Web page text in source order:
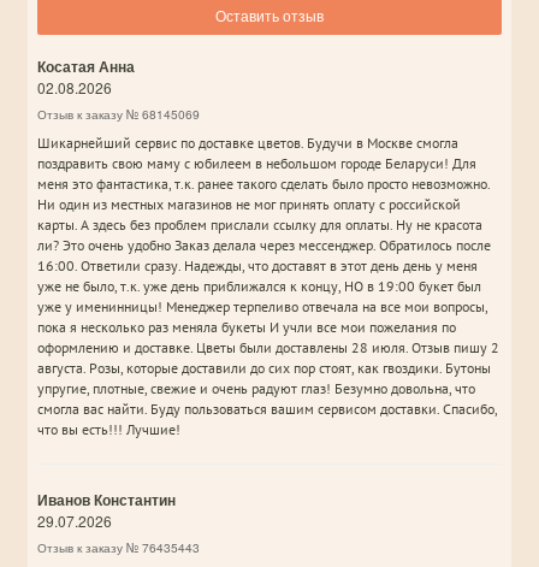
Оставить отзыв
Косатая Анна
02.08.2026
Отзыв к заказу № 68145069
Шикарнейший сервис по доставке цветов. Будучи в Москве смогла
поздравить свою маму с юбилеем в небольшом городе Беларуси! Для
меня это фантастика, т.к. ранее такого сделать было просто невозможно.
Ни один из местных магазинов не мог принять оплату с российской
карты. А здесь без проблем прислали ссылку для оплаты. Ну не красота
ли? Это очень удобно Заказ делала через мессенджер. Обратилось после
16:00. Ответили сразу. Надежды, что доставят в этот день день у меня
уже не было, т.к. уже день приближался к концу, НО в 19:00 букет был
уже у именинницы! Менеджер терпеливо отвечала на все мои вопросы,
пока я несколько раз меняла букеты И учли все мои пожелания по
оформлению и доставке. Цветы были доставлены 28 июля. Отзыв пишу 2
августа. Розы, которые доставили до сих пор стоят, как гвоздики. Бутоны
упругие, плотные, свежие и очень радуют глаз! Безумно довольна, что
смогла вас найти. Буду пользоваться вашим сервисом доставки. Спасибо,
что вы есть!!! Лучшие!
Иванов Константин
29.07.2026
Отзыв к заказу № 76435443